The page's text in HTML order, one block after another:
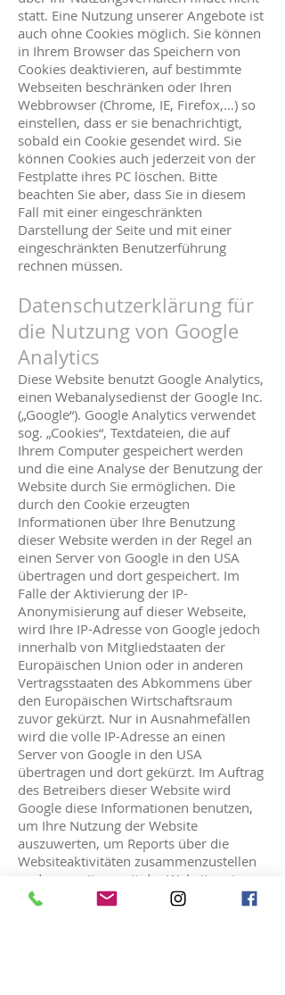
statt. Eine Nutzung unserer Angebote ist
auch ohne Cookies möglich. Sie können
in Ihrem Browser das Speichern von
Cookies deaktivieren, auf bestimmte
Webseiten beschränken oder Ihren
Webbrowser (Chrome, IE, Firefox,…) so
einstellen, dass er sie benachrichtigt,
sobald ein Cookie gesendet wird. Sie
können Cookies auch jederzeit von der
Festplatte ihres PC löschen. Bitte
beachten Sie aber, dass Sie in diesem
Fall mit einer eingeschränkten
Darstellung der Seite und mit einer
eingeschränkten Benutzerführung
rechnen müssen.
Datenschutzerklärung für
die Nutzung von Google
Analytics
Diese Website benutzt Google Analytics,
einen Webanalysedienst der Google Inc.
(„Google“). Google Analytics verwendet
sog. „Cookies“, Textdateien, die auf
Ihrem Computer gespeichert werden
und die eine Analyse der Benutzung der
Website durch Sie ermöglichen. Die
durch den Cookie erzeugten
Informationen über Ihre Benutzung
dieser Website werden in der Regel an
einen Server von Google in den USA
übertragen und dort gespeichert. Im
Falle der Aktivierung der IP-
Anonymisierung auf dieser Webseite,
wird Ihre IP-Adresse von Google jedoch
innerhalb von Mitgliedstaaten der
Europäischen Union oder in anderen
Vertragsstaaten des Abkommens über
den Europäischen Wirtschaftsraum
zuvor gekürzt. Nur in Ausnahmefällen
wird die volle IP-Adresse an einen
Server von Google in den USA
übertragen und dort gekürzt. Im Auftrag
des Betreibers dieser Website wird
Google diese Informationen benutzen,
um Ihre Nutzung der Website
auszuwerten, um Reports über die
Websiteaktivitäten zusammenzustellen
und um weitere mit der Websitenutzung
und der Internetnutzung verbundene